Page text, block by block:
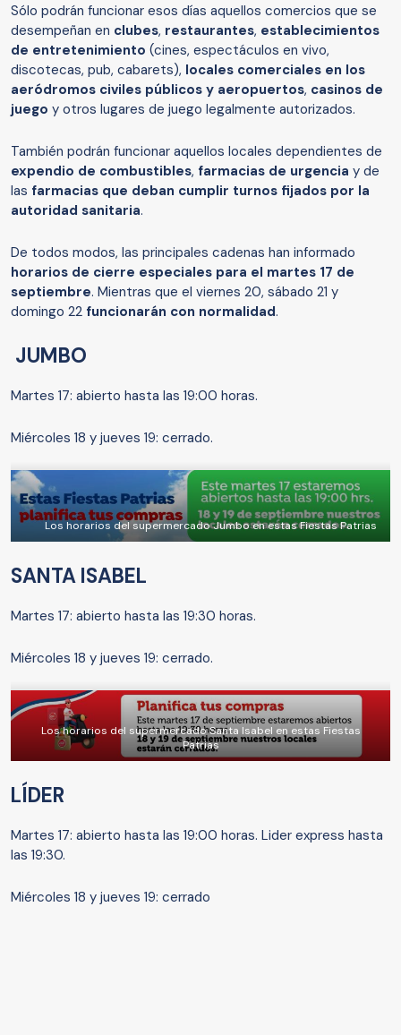
Sólo podrán funcionar esos días aquellos comercios que se
desempeñan en clubes, restaurantes, establecimientos
de entretenimiento (cines, espectáculos en vivo,
discotecas, pub, cabarets), locales comerciales en los
aeródromos civiles públicos y aeropuertos, casinos de
juego y otros lugares de juego legalmente autorizados.
También podrán funcionar aquellos locales dependientes de
expendio de combustibles, farmacias de urgencia y de
las farmacias que deban cumplir turnos fijados por la
autoridad sanitaria.
De todos modos, las principales cadenas han informado
horarios de cierre especiales para el martes 17 de
septiembre. Mientras que el viernes 20, sábado 21 y
domingo 22 funcionarán con normalidad.
JUMBO
Martes 17: abierto hasta las 19:00 horas.
Miércoles 18 y jueves 19: cerrado.
Los horarios del supermercado Jumbo en estas Fiestas Patrias
SANTA ISABEL
Martes 17: abierto hasta las 19:30 horas.
Miércoles 18 y jueves 19: cerrado.
Los horarios del supermercado Santa Isabel en estas Fiestas
Patrias
LÍDER
Martes 17: abierto hasta las 19:00 horas. Lider express hasta
las 19:30.
Miércoles 18 y jueves 19: cerrado